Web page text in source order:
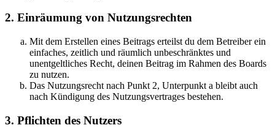
2. Einräumung von Nutzungsrechten
Mit dem Erstellen eines Beitrags erteilst du dem Betreiber ein
einfaches, zeitlich und räumlich unbeschränktes und
unentgeltliches Recht, deinen Beitrag im Rahmen des Boards
zu nutzen.
Das Nutzungsrecht nach Punkt 2, Unterpunkt a bleibt auch
nach Kündigung des Nutzungsvertrages bestehen.
3. Pflichten des Nutzers